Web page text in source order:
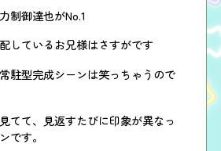
制御達也がNo.1
しているお兄様はさすがです
駐型完成シーンは笑っちゃうので
てて、見返すたびに印象が異なっ
です。